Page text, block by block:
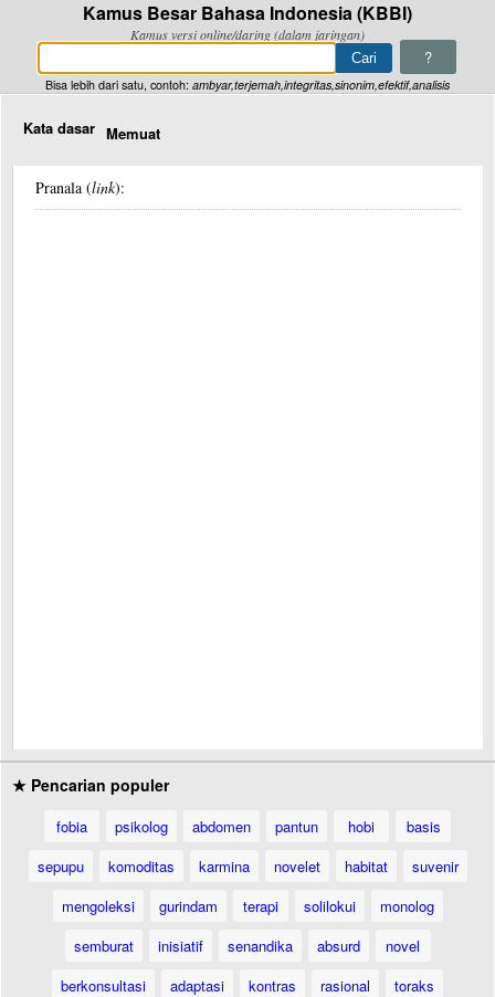
Kamus Besar Bahasa Indonesia (KBBI)
Kamus versi online/daring (dalam jaringan)
?
Bisa lebih dari satu, contoh: ambyar,terjemah,integritas,sinonim,efektif,analisis
Kata dasar Memuat
Pranala (link):
★ Pencarian populer
fobia psikolog abdomen pantun hobi
basis
sepupu
komoditas karmina novelet habitat
suvenir
mengoleksi
gurindam terapi solilokui
monolog
semburat
inisiatif senandika absurd
novel
berkonsultasi
adaptasi kontras rasional
toraks